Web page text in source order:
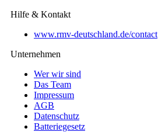
Hilfe & Kontakt
www.rmv-deutschland.de/contact
Unternehmen
Wer wir sind
Das Team
Impressum
AGB
Datenschutz
Batteriegesetz